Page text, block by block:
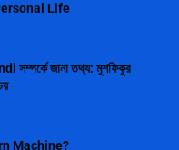
Life
জানা তথ্য: মুশফিকুর
Machine?